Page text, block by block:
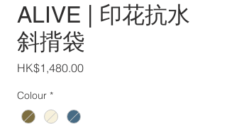
ALIVE | 印花抗水
斜揹袋
HK$1,480.00價
Colour *